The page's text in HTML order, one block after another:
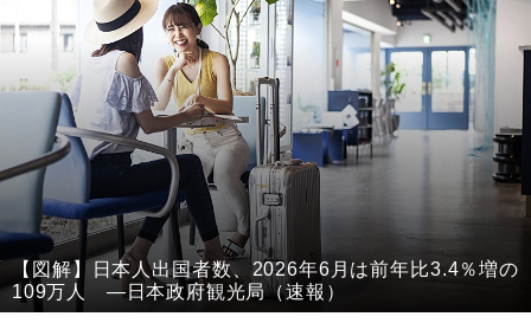
【図解】日本人出国者数、2026年6月は前年比3.4％増の
109万人 ―日本政府観光局（速報）